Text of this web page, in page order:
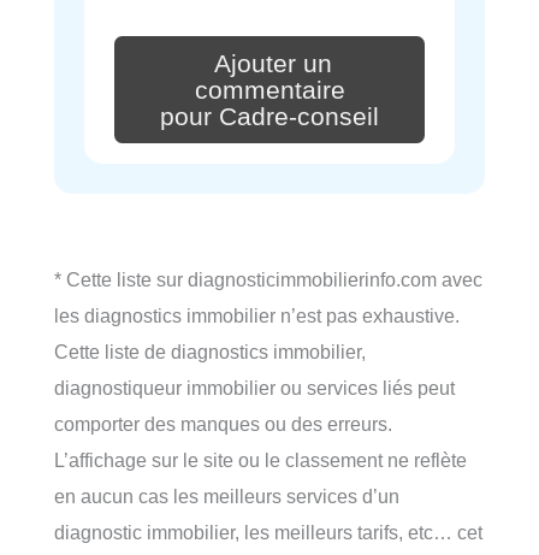
Ajouter un
commentaire
pour Cadre-conseil
* Cette liste sur diagnosticimmobilierinfo.com avec
les diagnostics immobilier n’est pas exhaustive.
Cette liste de diagnostics immobilier,
diagnostiqueur immobilier ou services liés peut
comporter des manques ou des erreurs.
L’affichage sur le site ou le classement ne reflète
en aucun cas les meilleurs services d’un
diagnostic immobilier, les meilleurs tarifs, etc… cet